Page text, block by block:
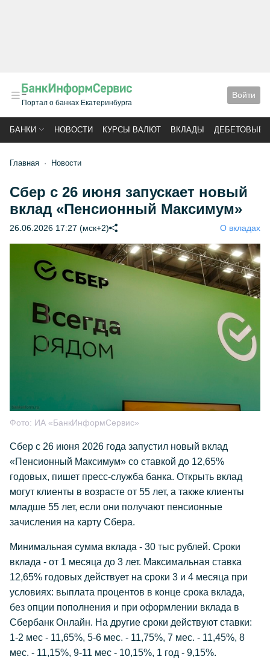
Портал о банках Екатеринбурга
Войти
БАНКИ НОВОСТИ КУРСЫ ВАЛЮТ ВКЛАДЫ ДЕБЕТОВЫЕ
Главная Новости
Сбер с 26 июня запускает новый
вклад «Пенсионный Максимум»
26.06.2026 17:27 (мск+2) О вкладах
Фото: ИА «БанкИнформСервис»
Сбер с 26 июня 2026 года запустил новый вклад
«Пенсионный Максимум» со ставкой до 12,65%
годовых, пишет пресс-служба банка. Открыть вклад
могут клиенты в возрасте от 55 лет, а также клиенты
младше 55 лет, если они получают пенсионные
зачисления на карту Сбера.
Минимальная сумма вклада - 30 тыс рублей. Сроки
вклада - от 1 месяца до 3 лет. Максимальная ставка
12,65% годовых действует на сроки 3 и 4 месяца при
условиях: выплата процентов в конце срока вклада,
без опции пополнения и при оформлении вклада в
Сбербанк Онлайн. На другие сроки действуют ставки:
1-2 мес - 11,65%, 5-6 мес. - 11,75%, 7 мес. - 11,45%, 8
мес. - 11,15%, 9-11 мес - 10,15%, 1 год - 9,15%.